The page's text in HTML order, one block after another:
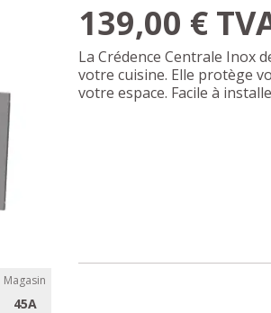
Magasin
45A
139,00 €
La Crédence Centrale Inox
votre cuisine. Elle protège
votre espace. Facile à